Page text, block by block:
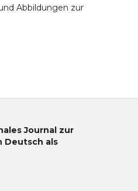
Abbildungen zur
Journal zur
Deutsch als